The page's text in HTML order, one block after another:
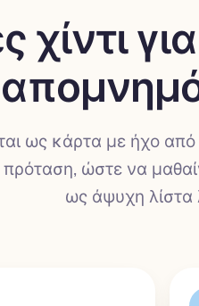
χίντι
ως κάρτα με ήχο από
ώστε να
ως άψυχη λίστα